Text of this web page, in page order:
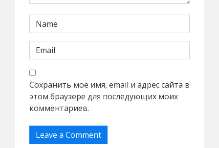
Сохранить моё имя, email и адрес сайта в
этом браузере для последующих моих
комментариев.